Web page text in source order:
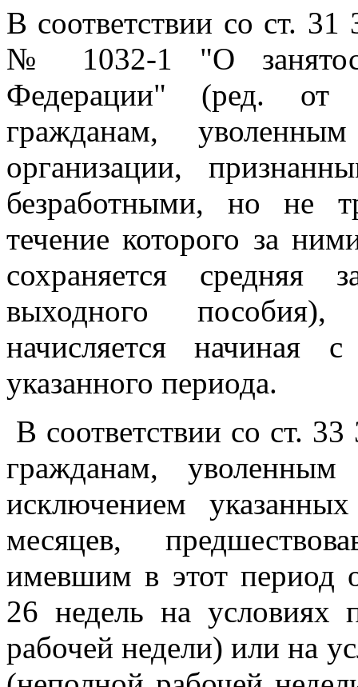
В соответствии со ст.
№ 1032-1 "О
Федерации" (ред. от
гражданам,
организации,
безработными, но не
течение которого за
сохраняется средняя
выходного
начисляется начиная
указанного периода.
В соответствии со ст.
гражданам,
исключением
месяцев,
имевшим в этот период
26 недель на условиях
рабочей недели) или на